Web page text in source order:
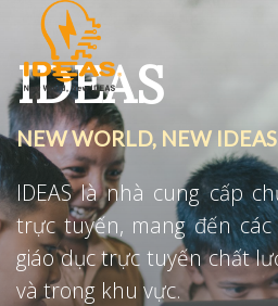
IDEAS
NEW WORLD, NEW IDEAS
IDEAS là nhà cung cấp
trực tuyến, mang đến
giáo dục trực tuyến chất
và trong khu vực.